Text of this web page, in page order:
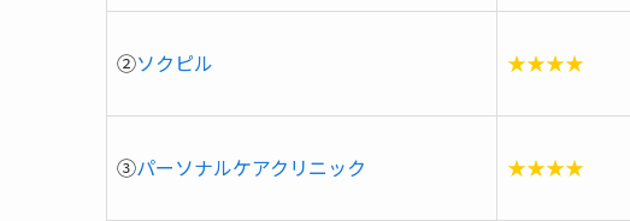
②ソクピル ★★★★
③パーソナルケアクリニック ★★★★